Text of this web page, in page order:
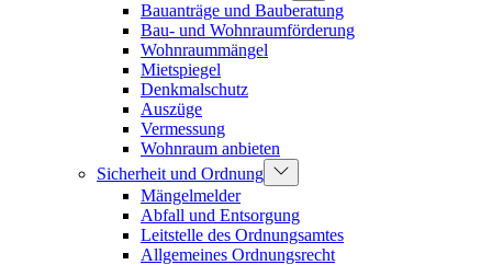
Bauanträge und Bauberatung
Bau- und Wohnraumförderung
Wohnraummängel
Mietspiegel
Denkmalschutz
Auszüge
Vermessung
Wohnraum anbieten
Sicherheit und Ordnung
Mängelmelder
Abfall und Entsorgung
Leitstelle des Ordnungsamtes
Allgemeines Ordnungsrecht